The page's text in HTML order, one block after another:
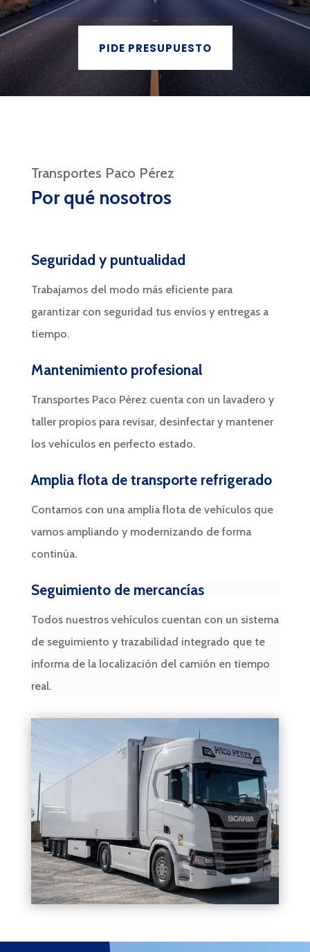
PIDE PRESUPUESTO
Transportes Paco Pérez
Por qué nosotros
Seguridad y puntualidad
Trabajamos del modo más eficiente para
garantizar con seguridad tus envíos y entregas a
tiempo.
Mantenimiento profesional
Transportes Paco Pérez cuenta con un lavadero y
taller propios para revisar, desinfectar y mantener
los vehículos en perfecto estado.
Amplia flota de transporte refrigerado
Contamos con una amplia flota de vehículos que
vamos ampliando y modernizando de forma
continúa.
Seguimiento de mercancías
Todos nuestros vehículos cuentan con un sistema
de seguimiento y trazabilidad integrado que te
informa de la localización del camión en tiempo
real.